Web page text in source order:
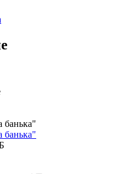
банька"
банька"